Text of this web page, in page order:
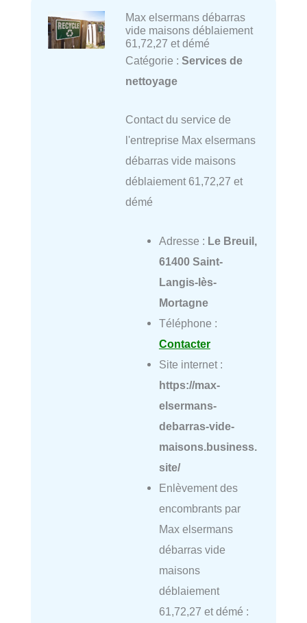
Max elsermans débarras
vide maisons déblaiement
61,72,27 et démé
Catégorie : Services de
nettoyage
Contact du service de
l'entreprise Max elsermans
débarras vide maisons
déblaiement 61,72,27 et
démé
Adresse : Le Breuil,
61400 Saint-
Langis-lès-
Mortagne
Téléphone :
Contacter
Site internet :
https://max-
elsermans-
debarras-vide-
maisons.business.
site/
Enlèvement des
encombrants par
Max elsermans
débarras vide
maisons
déblaiement
61,72,27 et démé :